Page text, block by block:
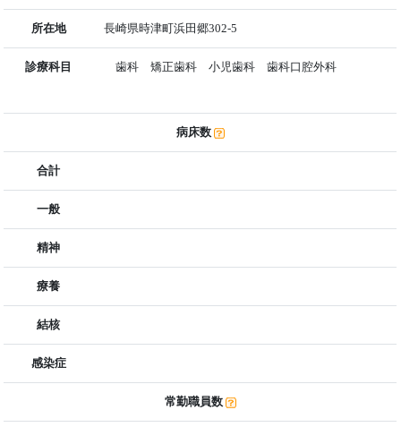
所在地 長崎県時津町浜田郷302-5
診療科目 歯科 矯正歯科 小児歯科 歯科口腔外科
病床数
合計
一般
精神
療養
結核
感染症
常勤職員数